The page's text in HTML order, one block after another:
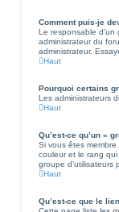
Comment puis-je
Le responsable d’un
administrateur du
administrateur.
Haut
Pourquoi certains
Les administrateurs
Haut
Qu’est-ce qu’un «
Si vous êtes
couleur et le rang
groupe d’utilisateurs
Haut
Qu’est-ce que le